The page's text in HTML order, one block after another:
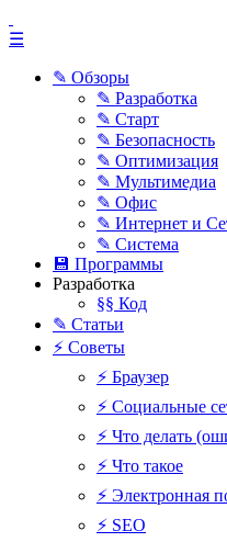
☰
✎ Обзоры
✎ Разработка
✎ Старт
✎ Безопасность
✎ Оптимизация
✎ Мультимедиа
✎ Офис
✎ Интернет и
✎ Система
💾 Программы
Разработка
§§ Код
✎ Статьи
⚡ Советы
⚡ Браузер
⚡ Социальные
⚡ Что делать
⚡ Что такое
⚡ Электронная
⚡ SEO